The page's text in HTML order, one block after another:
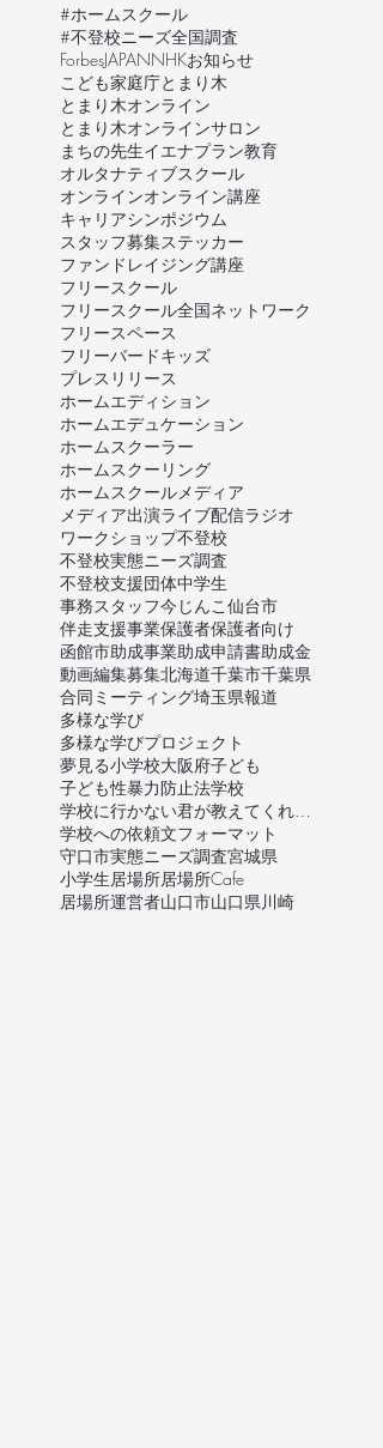
#ホームスクール
#不登校ニーズ全国調査
ForbesJAPANNHKお知らせ
こども家庭庁とまり木
とまり木オンライン
とまり木オンラインサロン
まちの先生イエナプラン教育
オルタナティブスクール
オンラインオンライン講座
キャリアシンポジウム
スタッフ募集ステッカー
ファンドレイジング講座
フリースクール
フリースクール全国ネットワーク
フリースペース
フリーバードキッズ
プレスリリース
ホームエディション
ホームエデュケーション
ホームスクーラー
ホームスクーリング
ホームスクールメディア
メディア出演ライブ配信ラジオ
ワークショップ不登校
不登校実態ニーズ調査
不登校支援団体中学生
事務スタッフ今じんこ仙台市
伴走支援事業保護者保護者向け
函館市助成事業助成申請書助成金
動画編集募集北海道千葉市千葉県
合同ミーティング埼玉県報道
多様な学び
多様な学びプロジェクト
夢見る小学校大阪府子ども
子ども性暴力防止法学校
学校に行かない君が教えてくれたこと
学校への依頼文フォーマット
守口市実態ニーズ調査宮城県
小学生居場所居場所Cafe
居場所運営者山口市山口県川崎